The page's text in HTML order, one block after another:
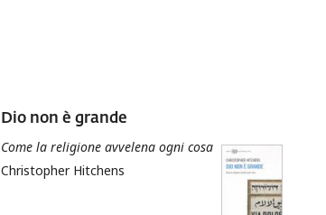
Dio non è grande
Come la religione avvelena ogni cosa
Christopher Hitchens